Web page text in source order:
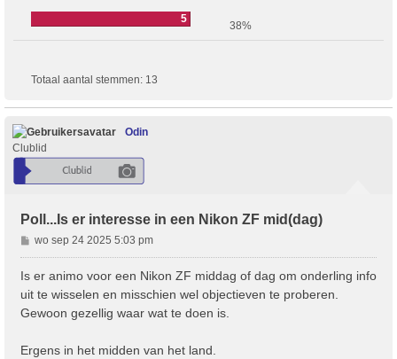
5
38%
Totaal aantal stemmen: 13
Odin
Clublid
Poll...Is er interesse in een Nikon ZF mid(dag)
B
e
h
wo sep 24 2025 5:03 pm
Is er animo voor een Nikon ZF middag of dag om onderling info
uit te wisselen en misschien wel objectieven te proberen.
Gewoon gezellig waar wat te doen is.
Ergens in het midden van het land.